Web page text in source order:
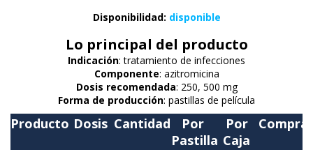
Disponibilidad: disponible
Lo principal del producto
Indicación: tratamiento de infecciones
Componente: azitromicina
Dosis recomendada: 250, 500 mg
Forma de producción: pastillas de película
Producto Dosis Cantidad
Por
Pastilla
Por
Caja